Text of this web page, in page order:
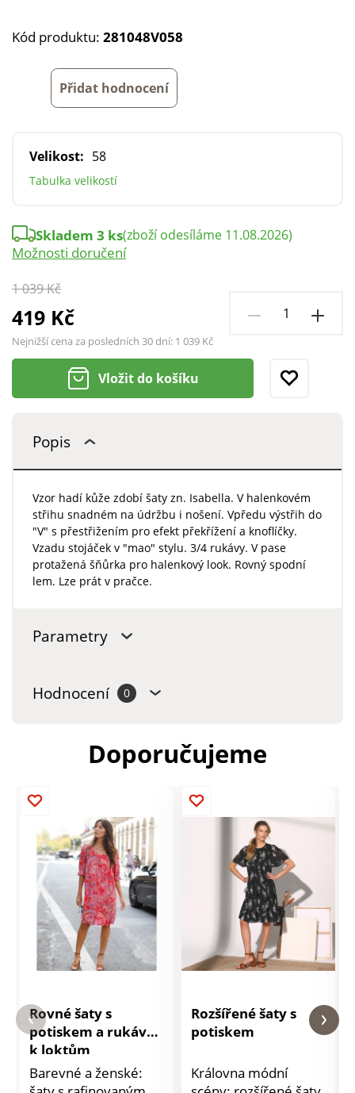
Kód produktu: 281048V058
Přidat hodnocení
Velikost: 58
Tabulka velikostí
1 039 Kč
419 Kč
Nejnižší cena za posledních 30 dní: 1 039 Kč
Skladem 3 ks(zboží odesíláme 11.08.2026)
Možnosti doručení
Vložit do košíku
Popis
Vzor hadí kůže zdobí šaty zn. Isabella. V halenkovém
střihu snadném na údržbu i nošení. Vpředu výstřih do
"V" s přestřižením pro efekt překřížení a knoflíčky.
Vzadu stojáček v "mao" stylu. 3/4 rukávy. V pase
protažená šňůrka pro halenkový look. Rovný spodní
lem. Lze prát v pračce.
Parametry
Hodnocení 0
Doporučujeme
Rovné šaty s
potiskem a rukávy
k loktům
Barevné a ženské:
Rozšířené šaty s
potiskem
Královna módní